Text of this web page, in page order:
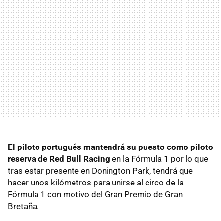
El piloto portugués mantendrá su puesto como piloto
reserva de Red Bull Racing en la Fórmula 1 por lo que
tras estar presente en Donington Park, tendrá que
hacer unos kilómetros para unirse al circo de la
Fórmula 1 con motivo del Gran Premio de Gran
Bretaña.